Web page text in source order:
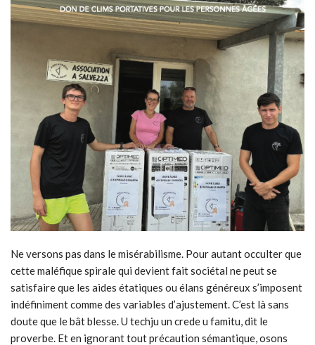
Ne versons pas dans le misérabilisme. Pour autant occulter que
cette maléfique spirale qui devient fait sociétal ne peut se
satisfaire que les aides étatiques ou élans généreux s’imposent
indéfiniment comme des variables d’ajustement. C’est là sans
doute que le bât blesse. U techju un crede u famitu, dit le
proverbe. Et en ignorant tout précaution sémantique, osons